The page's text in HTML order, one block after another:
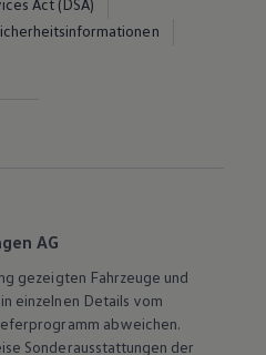
Act (DSA)
AG
gezeigten Fahrzeuge und
einzelnen Details vom
abweichen.
Sonderausstattungen der